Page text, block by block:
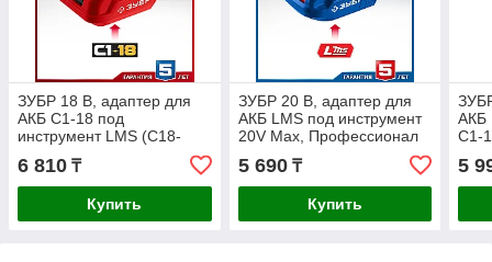
ЗУБР 18 В, адаптер для
АКБ С1-18 под
инструмент LMS (С18-
6 810 ₸
Купить
ЗУБР 20 В, адаптер для
АКБ LMS под инструмент
20V Max, Профессионал
(LMS-T7)
5 690₸
Купить
АКБ
С1-
5